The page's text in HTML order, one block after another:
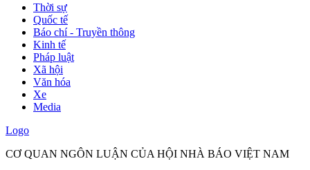
Thời sự
Quốc tế
Báo chí - Truyền thông
Kinh tế
Pháp luật
Xã hội
Văn hóa
Xe
Media
Logo
CƠ QUAN NGÔN LUẬN CỦA HỘI NHÀ BÁO VIỆT NAM